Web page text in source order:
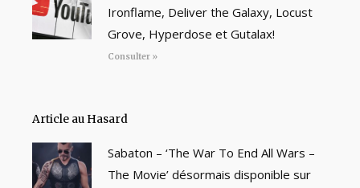
Ironflame, Deliver the Galaxy, Locust
Grove, Hyperdose et Gutalax!
Consulter »
Article au Hasard
Sabaton – ‘The War To End All Wars –
The Movie’ désormais disponible sur